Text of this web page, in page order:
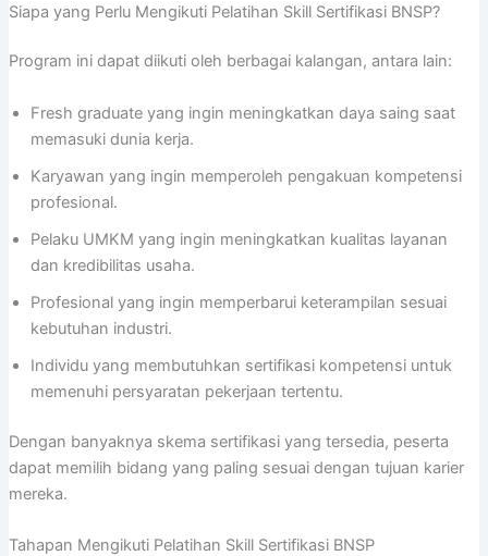
Siapa yang Perlu Mengikuti Pelatihan Skill Sertifikasi BNSP?
Program ini dapat diikuti oleh berbagai kalangan, antara lain:
Fresh graduate yang ingin meningkatkan daya saing saat
memasuki dunia kerja.
Karyawan yang ingin memperoleh pengakuan kompetensi
profesional.
Pelaku UMKM yang ingin meningkatkan kualitas layanan
dan kredibilitas usaha.
Profesional yang ingin memperbarui keterampilan sesuai
kebutuhan industri.
Individu yang membutuhkan sertifikasi kompetensi untuk
memenuhi persyaratan pekerjaan tertentu.
Dengan banyaknya skema sertifikasi yang tersedia, peserta
dapat memilih bidang yang paling sesuai dengan tujuan karier
mereka.
Tahapan Mengikuti Pelatihan Skill Sertifikasi BNSP